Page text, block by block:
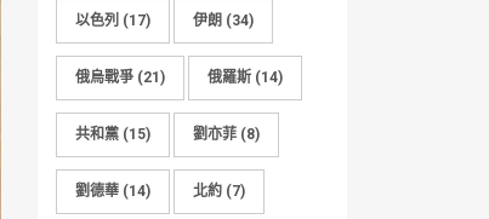
以色列 (17) 伊朗 (34)
俄烏戰爭 (21) 俄羅斯 (14)
共和黨 (15) 劉亦菲 (8)
劉德華 (14) 北約 (7)